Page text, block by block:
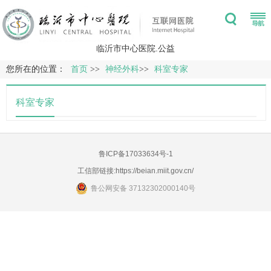
临沂市中心医院.公益
您所在的位置： 首页 >> 神经外科>> 科室专家
科室专家
鲁ICP备17033634号-1
工信部链接:https://beian.miit.gov.cn/
鲁公网安备 37132302000140号